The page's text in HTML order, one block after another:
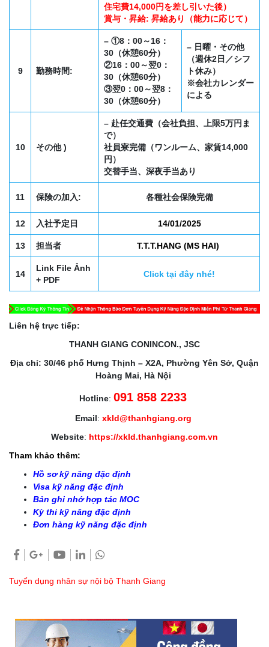
住宅費14,000円を差し引いた後）
賞与・昇給: 昇給あり（能力に応じて）
9 勤務時間:
– ①8：00～16：
30（休憩60分）
②16：00～翌0：
30（休憩60分）
③翌0：00～翌8：
30（休憩60分）
– 日曜・その他
（週休2日／シフ
ト休み）
※会社カレンダー
による
10 その他 )
– 赴任交通費（会社負担、上限5万円ま
で）
社員寮完備（ワンルーム、家賃14,000
円）
交替手当、深夜手当あり
11 保険の加入: 各種社会保険完備
12 入社予定日 14/01/2025
13 担当者 T.T.T.HANG (MS HAI)
14
Link File Ảnh
+ PDF
Click tại đây nhé!
Liên hệ trực tiếp:
THANH GIANG CONINCON., JSC
Địa chỉ: 30/46 phố Hưng Thịnh – X2A, Phường Yên Sở, Quận
Hoàng Mai, Hà Nội
Hotline: 091 858 2233
Email: xkld@thanhgiang.org
Website: https://xkld.thanhgiang.com.vn
Tham khảo thêm:
Hồ sơ kỹ năng đặc định
Visa kỹ năng đặc định
Bản ghi nhớ hợp tác MOC
Kỳ thi kỹ năng đặc định
Đơn hàng kỹ năng đặc định
Tuyển dụng nhân sự nội bộ Thanh Giang